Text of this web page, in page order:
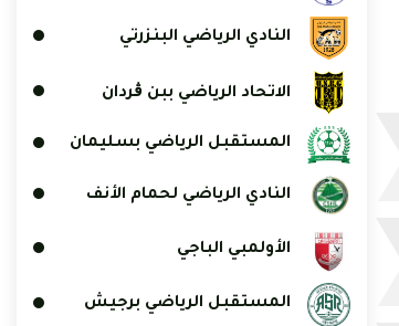
النادي الرياضي البنزرتي
الاتحاد الرياضي ببن ڨردان
المستقبل الرياضي بسليمان
النادي الرياضي لحمام الأنف
الأولمبي الباجي
المستقبل الرياضي برجيش